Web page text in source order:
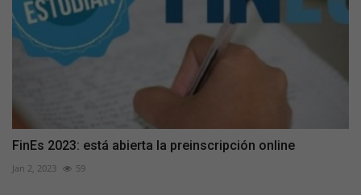
FinEs 2023: está abierta la preinscripción online
Jan 2, 2023 59